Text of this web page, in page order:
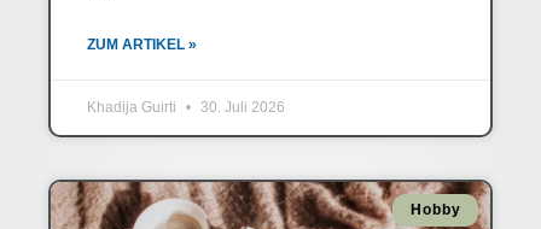
ZUM ARTIKEL »
Khadija Guirti 30. Juli 2026
Hobby